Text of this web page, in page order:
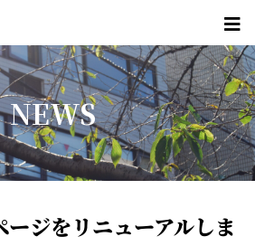
NEWS
ジをリニューアルしま